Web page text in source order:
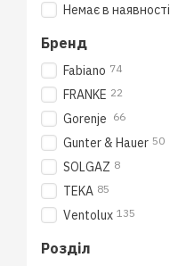
Немає в наявності
Бренд
Fabiano 74
FRANKE 22
Gorenje 66
Gunter & Hauer 50
SOLGAZ 8
TEKA 85
Ventolux 135
Розділ